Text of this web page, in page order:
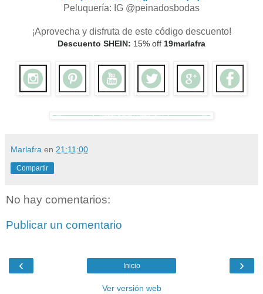
Peluquería: IG @peinadosbodas
¡Aprovecha y disfruta de este código descuento!
Descuento SHEIN: 15% off 19marlafra
Marlafra en 21:11:00
Compartir
No hay comentarios:
Publicar un comentario
‹ ›
Inicio
Ver versión web